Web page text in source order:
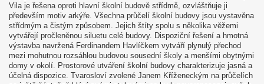
Vila je řešena oproti hlavní školní budově střídmě, ozvláštňuje ji
především motiv arkýře. Všechna průčelí školní budovy jsou vystavěna
střídmým a čistým způsobem. Jejich štíty spolu s několika věžemi
vytvářejí pročleněnou siluetu celé budovy. Dispoziční řešení a hmotná
výstavba navržená Ferdinandem Havlíčkem vytváří plynulý přechod
mezi mohutnou rozsáhlou budovou sousední školy a menšími obytnými
domy v okolí. Prostorové utváření školní budovy charakterizuje jasná a
účelná dispozice. Tvarosloví zvolené Janem Kříženeckým na průčelích